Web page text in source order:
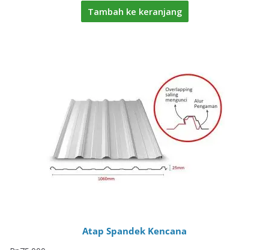
Tambah ke keranjang
Atap Spandek Kencana